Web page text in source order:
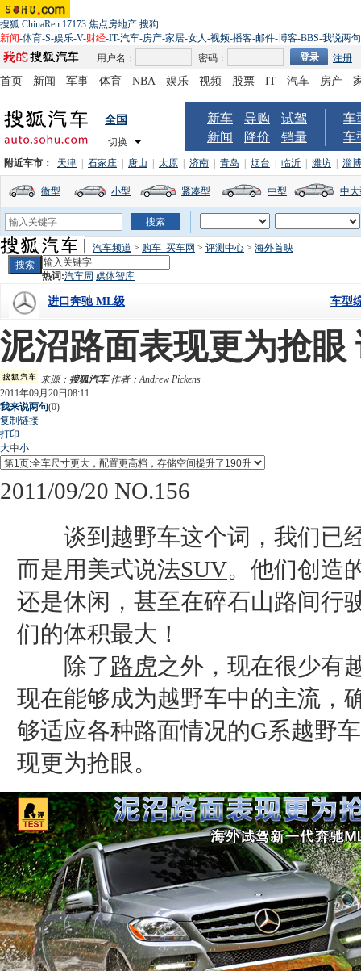
搜狐 ChinaRen 17173 焦点房地产 搜狗
新闻-体育-S-娱乐-V-财经-IT-汽车-房产-家居-女人-视频-播客-邮件-博客-BBS-我说两句
用户名：
密码： 注册
首页 - 新闻 - 军事 - 体育 - NBA - 娱乐 - 视频 - 股票 - IT - 汽车 - 房产 -
全国
切换
新车 导购
试驾
新闻
降价 销量
车
车
附近车市： 天津 石家庄 唐山 太原 济南 青岛 烟台 临沂 潍坊 淄博
微型 小型 紧凑型 中型 中
汽车频道 > 购车_买车网 > 评测中心 > 海外首映
热词:汽车周 媒体智库
车型
进口奔驰 ML级
泥沼路面表现更为抢
来源： 搜狐汽车作者：Andrew Pickens
2011年09月20日08:11
我来说两句(0)
复制链接
打印
大中小
2011/09/20 NO.156
谈到越野车这个词，我们已经
而是用美式说法SUV。他们创造
还是休闲，甚至在碎石山路间行
们的体积最大！
除了路虎之外，现在很少有
现在能够成为越野车中的主流，
够适应各种路面情况的G系越野
现更为抢眼。